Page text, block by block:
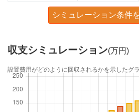
シミュレーション条件
収支シミュレーション(万円)
設置費用がどのように回収されるかを示したグラ